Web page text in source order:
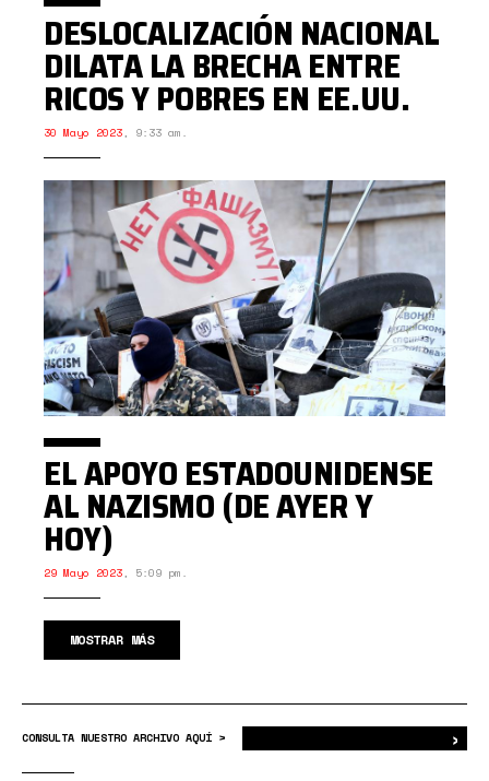
DESLOCALIZACIÓN NACIONAL
DILATA LA BRECHA ENTRE
RICOS Y POBRES EN EE.UU.
30 Mayo 2023, 9:33 am.
EL APOYO ESTADOUNIDENSE
AL NAZISMO (DE AYER Y
HOY)
29 Mayo 2023, 5:09 pm.
MOSTRAR MÁS
CONSULTA NUESTRO ARCHIVO AQUÍ > ›